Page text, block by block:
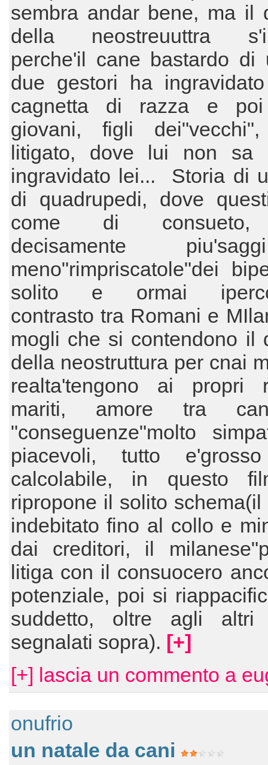
sembra andar bene, ma il
della neostreuuttra
perche'il cane bastardo di
due gestori ha
cagnetta di razza e
giovani, figli
litigato, dove lui non sa
ingravidato lei... Storia di
di quadrupedi, dove
come di consueto,
decisamente
meno"rimpriscatole"dei
solito e ormai
contrasto tra Romani e
mogli che si contendono il
della neostruttura per cnai
realta'tengono ai propri
mariti, amore tra
"conseguenze"molto
piacevoli, tutto
calcolabile, in questo
ripropone il solito schema(il
indebitato fino al collo e
dai creditori, il
litiga con il consuocero
potenziale, poi si
suddetto, oltre agli altri
segnalati sopra). [+]
[+] lascia un commento a
onufrio
un natale da cani